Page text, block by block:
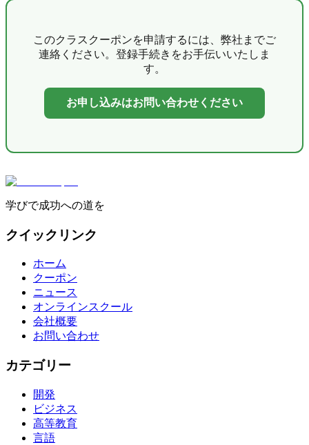
このクラスクーポンを申請するには、弊社までご
連絡ください。登録手続きをお手伝いいたしま
す。
お申し込みはお問い合わせください
学びで成功への道を
クイックリンク
ホーム
クーポン
ニュース
オンラインスクール
会社概要
お問い合わせ
カテゴリー
開発
ビジネス
高等教育
言語